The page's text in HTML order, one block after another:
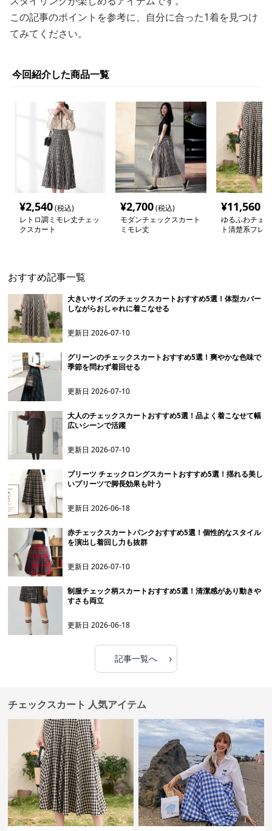
この記事のポイントを参考に、自分に合った1着を見つけ
てみてください。
今回紹介した商品一覧
¥2,540(税込)
レトロ調ミモレ丈チェッ
クスカート
¥2,700(税込)
モダンチェックスカート
ミモレ丈
¥11,560
ゆるふわチェ
ト清楚系フレ
おすすめ記事一覧
大きいサイズのチェックスカートおすすめ5選！体型カバー
しながらおしゃれに着こなせる
更新日2026-07-10
グリーンのチェックスカートおすすめ5選！爽やかな色味で
季節を問わず着回せる
更新日2026-07-10
大人のチェックスカートおすすめ5選！品よく着こなせて幅
広いシーンで活躍
更新日2026-07-10
プリーツ チェックロングスカートおすすめ5選！揺れる美し
いプリーツで脚長効果も叶う
更新日2026-06-18
赤チェックスカートパンクおすすめ5選！個性的なスタイル
を演出し着回し力も抜群
更新日2026-07-10
制服チェック柄スカートおすすめ5選！清潔感があり動きや
すさも両立
更新日2026-06-18
記事一覧へ ›
チェックスカート 人気アイテム